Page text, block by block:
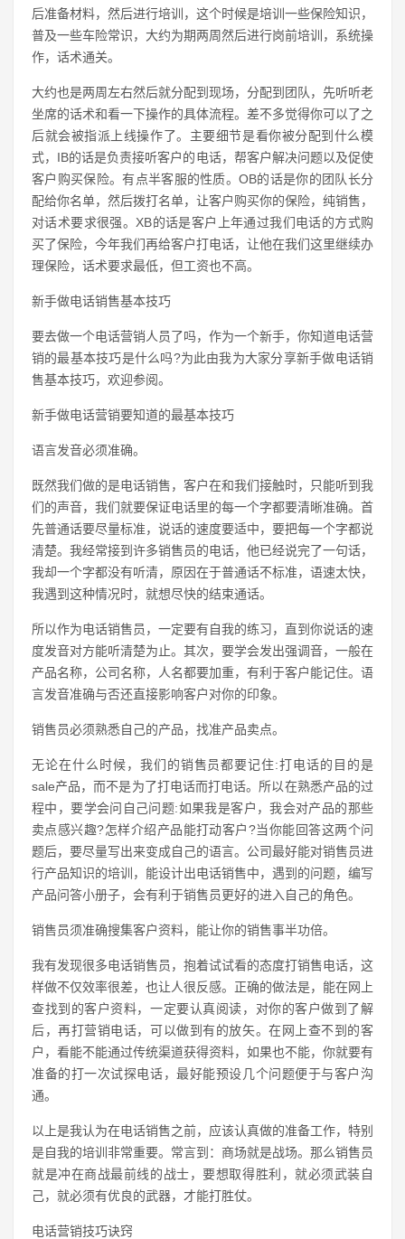
后准备材料，然后进行培训，这个时候是培训一些保险知识，
普及一些车险常识，大约为期两周然后进行岗前培训，系统操
作，话术通关。
大约也是两周左右然后就分配到现场，分配到团队，先听听老
坐席的话术和看一下操作的具体流程。差不多觉得你可以了之
后就会被指派上线操作了。主要细节是看你被分配到什么模
式，IB的话是负责接听客户的电话，帮客户解决问题以及促使
客户购买保险。有点半客服的性质。OB的话是你的团队长分
配给你名单，然后拨打名单，让客户购买你的保险，纯销售，
对话术要求很强。XB的话是客户上年通过我们电话的方式购
买了保险，今年我们再给客户打电话，让他在我们这里继续办
理保险，话术要求最低，但工资也不高。
新手做电话销售基本技巧
要去做一个电话营销人员了吗，作为一个新手，你知道电话营
销的最基本技巧是什么吗?为此由我为大家分享新手做电话销
售基本技巧，欢迎参阅。
新手做电话营销要知道的最基本技巧
语言发音必须准确。
既然我们做的是电话销售，客户在和我们接触时，只能听到我
们的声音，我们就要保证电话里的每一个字都要清晰准确。首
先普通话要尽量标准，说话的速度要适中，要把每一个字都说
清楚。我经常接到许多销售员的电话，他已经说完了一句话，
我却一个字都没有听清，原因在于普通话不标准，语速太快，
我遇到这种情况时，就想尽快的结束通话。
所以作为电话销售员，一定要有自我的练习，直到你说话的速
度发音对方能听清楚为止。其次，要学会发出强调音，一般在
产品名称，公司名称，人名都要加重，有利于客户能记住。语
言发音准确与否还直接影响客户对你的印象。
销售员必须熟悉自己的产品，找准产品卖点。
无论在什么时候，我们的销售员都要记住:打电话的目的是
sale产品，而不是为了打电话而打电话。所以在熟悉产品的过
程中，要学会问自己问题:如果我是客户，我会对产品的那些
卖点感兴趣?怎样介绍产品能打动客户?当你能回答这两个问
题后，要尽量写出来变成自己的语言。公司最好能对销售员进
行产品知识的培训，能设计出电话销售中，遇到的问题，编写
产品问答小册子，会有利于销售员更好的进入自己的角色。
销售员须准确搜集客户资料，能让你的销售事半功倍。
我有发现很多电话销售员，抱着试试看的态度打销售电话，这
样做不仅效率很差，也让人很反感。正确的做法是，能在网上
查找到的客户资料，一定要认真阅读，对你的客户做到了解
后，再打营销电话，可以做到有的放矢。在网上查不到的客
户，看能不能通过传统渠道获得资料，如果也不能，你就要有
准备的打一次试探电话，最好能预设几个问题便于与客户沟
通。
以上是我认为在电话销售之前，应该认真做的准备工作，特别
是自我的培训非常重要。常言到：商场就是战场。那么销售员
就是冲在商战最前线的战士，要想取得胜利，就必须武装自
己，就必须有优良的武器，才能打胜仗。
电话营销技巧诀窍